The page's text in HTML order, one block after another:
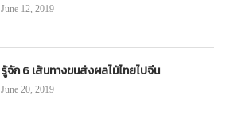
June 12, 2019
รู้จัก 6 เส้นทางขนส่งผลไม้ไทยไปจีน
June 20, 2019